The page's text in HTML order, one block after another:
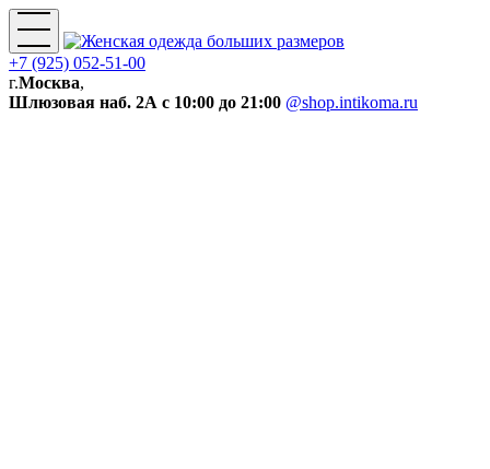
+7 (925) 052-51-00
г.Москва,
Шлюзовая наб. 2А с 10:00 до 21:00 @shop.intikoma.ru